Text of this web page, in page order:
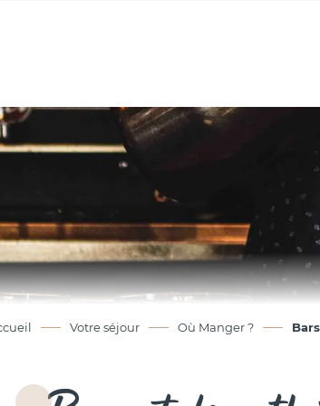
Votre séjour Où Manger ?